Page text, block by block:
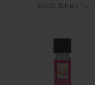
895,00 EUR pro 1 L